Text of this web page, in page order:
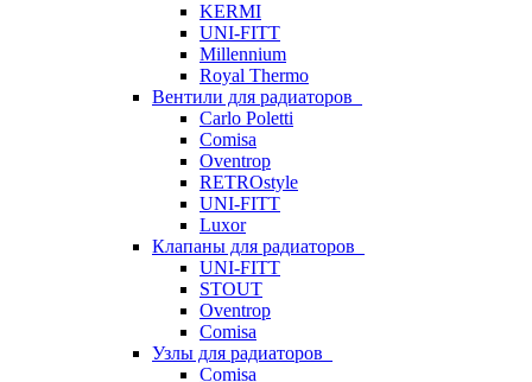
KERMI
UNI-FITT
Millennium
Royal Thermo
Вентили для радиаторов
Carlo Poletti
Comisa
Oventrop
RETROstyle
UNI-FITT
Luxor
Клапаны для радиаторов
UNI-FITT
STOUT
Oventrop
Comisa
Узлы для радиаторов
Comisa